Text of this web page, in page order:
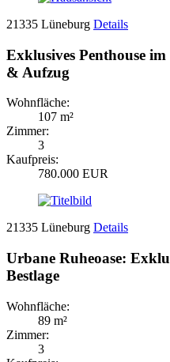
21335 Lüneburg Details
Exklusives Penthouse
& Aufzug
Wohnfläche:
107 m²
Zimmer:
3
Kaufpreis:
780.000 EUR
21335 Lüneburg Details
Urbane Ruheoase:
Bestlage
Wohnfläche:
89 m²
Zimmer:
3